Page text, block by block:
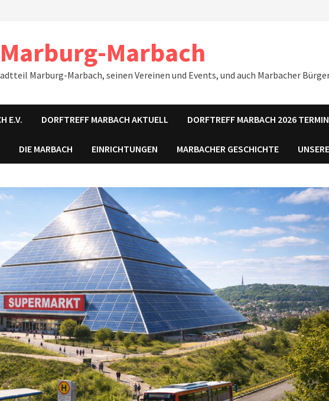
Marbach
Marburg-Marbach, seinen Vereinen und Events, und auch Marbacher
E.V. DORFTREFF MARBACH AKTUELL DORFTREFF MARBACH 2026
DIE MARBACH EINRICHTUNGEN MARBACHER GESCHICHTE